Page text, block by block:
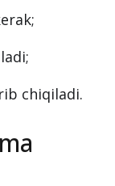
chiqiladi.